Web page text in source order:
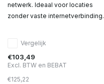
netwerk. Ideaal voor locaties
zonder vaste internetverbinding.
Vergelijk
€103,49
Excl. BTW en BEBAT
€125,22